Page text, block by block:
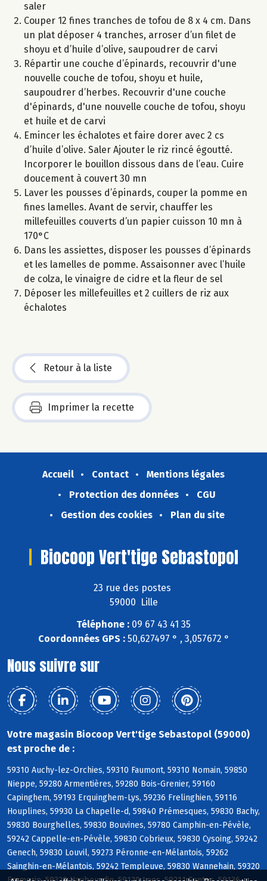
saler
Couper 12 fines tranches de tofou de 8 x 4 cm. Dans
un plat déposer 4 tranches, arroser d’un filet de
shoyu et d’huile d’olive, saupoudrer de carvi
Répartir une couche d’épinards, recouvrir d'une
nouvelle couche de tofou, shoyu et huile,
saupoudrer d’herbes. Recouvrir d'une couche
d'épinards, d'une nouvelle couche de tofou, shoyu
et huile et de carvi
Emincer les échalotes et faire dorer avec 2 cs
d’huile d’olive. Saler Ajouter le riz rincé égoutté.
Incorporer le bouillon dissous dans de l’eau. Cuire
doucement à couvert 30 mn
Laver les pousses d’épinards, couper la pomme en
fines lamelles. Avant de servir, chauffer les
millefeuilles couverts d’un papier cuisson 10 mn à
170°C
Dans les assiettes, disposer les pousses d’épinards
et les lamelles de pomme. Assaisonner avec l’huile
de colza, le vinaigre de cidre et la fleur de sel
Déposer les millefeuilles et 2 cuillers de riz aux
échalotes
Retour à la liste
Imprimer la recette
Accueil Contact
Mentions légales
Protection des données
CGU
Gestion des cookies
Plan du site
Biocoop Vert'tige Sebastopol
23 rue des postes
59000 Lille
Téléphone : 09 67 43 41 35
Coordonnées GPS :50,627497 ° , 3,057672 °
Nous suivre sur
Votre magasin Biocoop Vert'tige Sebastopol (59000)
est proche de :
59310 Auchy-lez-Orchies, 59310 Faumont, 59310 Nomain, 59850
Nieppe, 59280 Armentières, 59280 Bois-Grenier, 59160
Capinghem, 59193 Erquinghem-Lys, 59236 Frelinghien, 59116
Houplines, 59930 La Chapelle-d, 59840 Prémesques, 59830 Bachy,
59830 Bourghelles, 59830 Bouvines, 59780 Camphin-en-Pévèle,
59242 Cappelle-en-Pévèle, 59830 Cobrieux, 59830 Cysoing, 59242
Genech, 59830 Louvil, 59273 Péronne-en-Mélantois, 59262
Sainghin-en-Mélantois, 59242 Templeuve, 59830 Wannehain, 59320